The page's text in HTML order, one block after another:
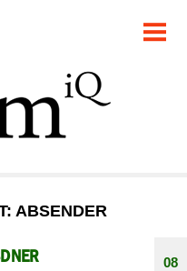
ABSENDER
08